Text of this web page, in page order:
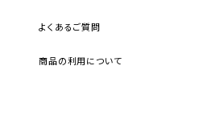
よくあるご質問
商品の利用について